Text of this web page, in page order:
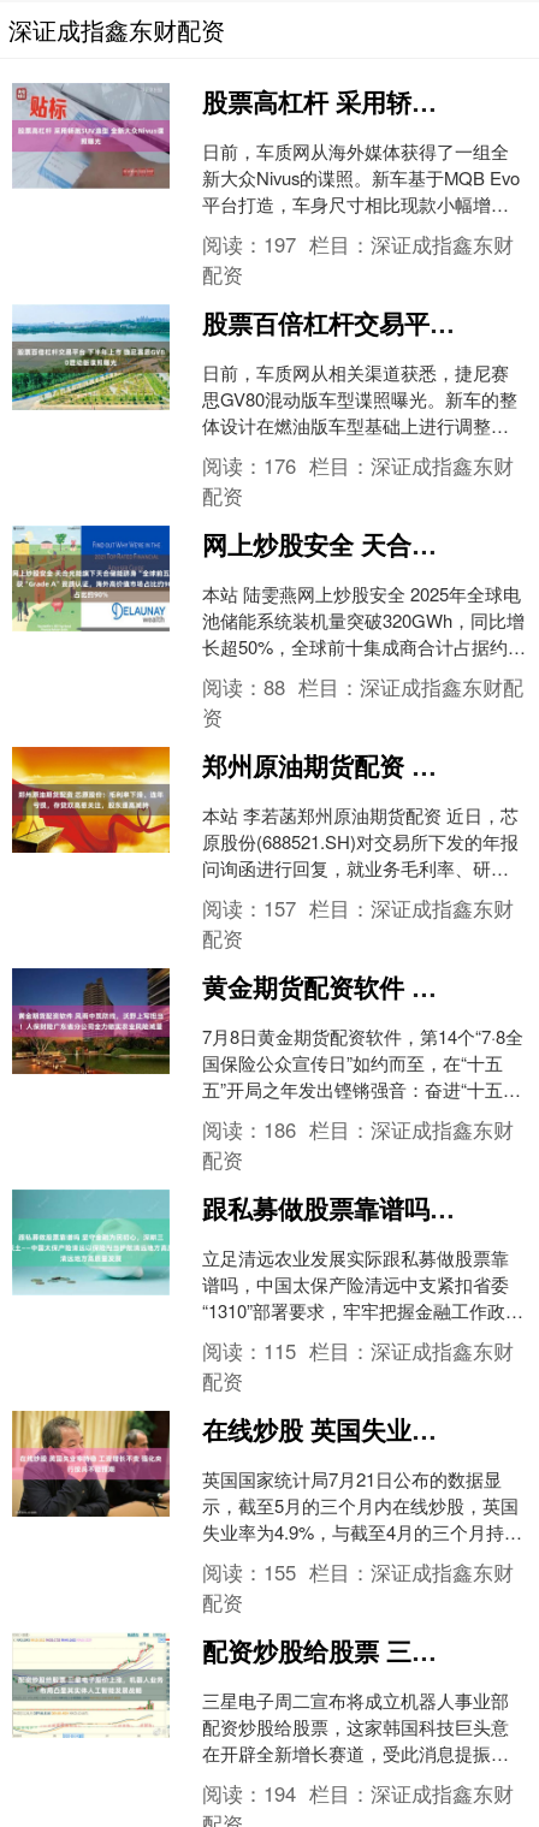
深证成指鑫东财配资
股票高杠杆 采用轿跑SUV造型 全新大众Nivus谍照曝光
日前，车质网从海外媒体获得了一组全
新大众Nivus的谍照。新车基于MQB Evo
平台打造，车身尺寸相比现款小幅增
加，定位比大众T-ROC探歌要更高。 外
观方面，....
阅读： 197 栏目：深证成指鑫东财
配资
股票百倍杠杆交易平台 下半年上市 捷尼赛思GV80混动版谍照曝光
日前，车质网从相关渠道获悉，捷尼赛
思GV80混动版车型谍照曝光。新车的整
体设计在燃油版车型基础上进行调整，
内饰配备全新的27英寸OLED全景显示
屏，科技感十足。....
阅读： 176 栏目：深证成指鑫东财
配资
网上炒股安全 天合光能旗下天合储能跻身“全球前五”、获“Grade A”资质认证，海外高价值市场占比约90%
本站 陆雯燕网上炒股安全 2025年全球电
池储能系统装机量突破320GWh，同比增
长超50%，全球前十集成商合计占据约
68%的市场份额。在这一高速增长的市场
格局....
阅读：88 栏目：深证成指鑫东财配
资
郑州原油期货配资 芯原股份：毛利率下滑、连年亏损，存贷双高惹关注，股东逢高减持
本站 李若菡郑州原油期货配资 近日，芯
原股份(688521.SH)对交易所下发的年报
问询函进行回复，就业务毛利率、研发
开支及存贷双高等问询事项予以说明。
本站注....
阅读： 157 栏目：深证成指鑫东财
配资
黄金期货配资软件 风雨中筑防线，沃野上写担当！人保财险广东省分公司全力做实农业风险减量
7月8日黄金期货配资软件，第14个“7·8全
国保险公众宣传日”如约而至，在“十五
五”开局之年发出铿锵强音：奋进“十五
五”，保险让前行更有底气。 在广东，前
脚送走....
阅读： 186 栏目：深证成指鑫东财
配资
跟私募做股票靠谱吗 坚守金融为民初心，深耕三农保障沃土——中国太保产险清远以保险担当护航清远地方高质量发展
立足清远农业发展实际跟私募做股票靠
谱吗，中国太保产险清远中支紧扣省委
“1310”部署要求，牢牢把握金融工作政治
性、人民性，把服务“三农”、助力乡村振
兴摆在业务突....
阅读： 115 栏目：深证成指鑫东财
配资
在线炒股 英国失业率持稳 工资增长不变 强化央行按兵不动预期
英国国家统计局7月21日公布的数据显
示，截至5月的三个月内在线炒股，英国
失业率为4.9%，与截至4月的三个月持
平，低于经济学家预期的5.0%。同期剔
除奖金的年度....
阅读： 155 栏目：深证成指鑫东财
配资
配资炒股给股票 三星电子股价上涨，机器人业务布局凸显其实体人工智能发展战略
三星电子周二宣布将成立机器人事业部
配资炒股给股票，这家韩国科技巨头意
在开辟全新增长赛道，受此消息提振，
公司股价走高。 三星在邮件声明中表
示，全新设立的RX（机器....
阅读： 194 栏目：深证成指鑫东财